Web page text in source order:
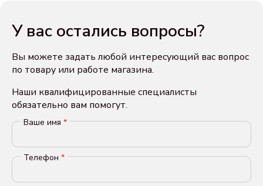
У вас остались вопросы?
Вы можете задать любой интересующий вас вопрос
по товару или работе магазина.
Наши квалифицированные специалисты
обязательно вам помогут.
Ваше имя *
Телефон *